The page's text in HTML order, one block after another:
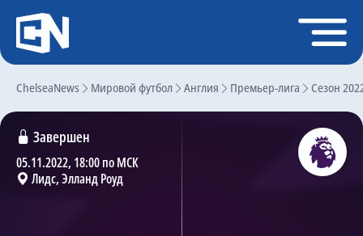
ChelseaNews Мировой футбол Англия Премьер-лига Сезон
Завершен
05.11.2022, 18:00 по МСК
Лидс, Элланд Роуд
Регистрация
Главная
Чат
Трансферы